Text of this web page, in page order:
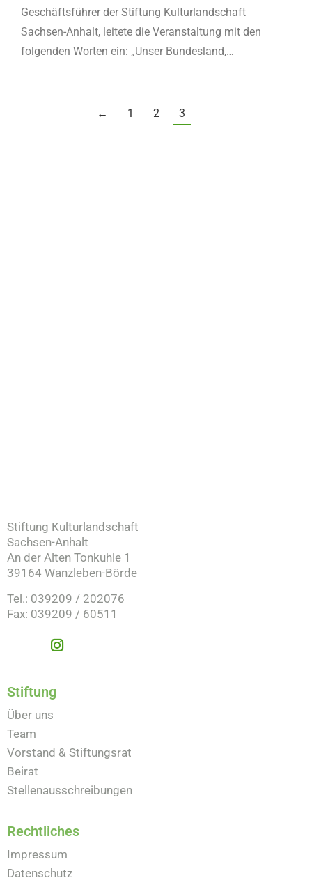
Geschäftsführer der Stiftung Kulturlandschaft
Sachsen-Anhalt, leitete die Veranstaltung mit den
folgenden Worten ein: „Unser Bundesland,…
← 1 2 3
Stiftung Kulturlandschaft
Sachsen-Anhalt
An der Alten Tonkuhle 1
39164 Wanzleben-Börde
Tel.: 039209 / 202076
Fax: 039209 / 60511
Stiftung
Über uns
Team
Vorstand & Stiftungsrat
Beirat
Stellenausschreibungen
Rechtliches
Impressum
Datenschutz